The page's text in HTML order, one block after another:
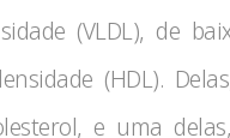
(VLDL), de
(HDL).
e uma